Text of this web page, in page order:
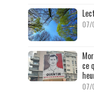
07/
ce
07/